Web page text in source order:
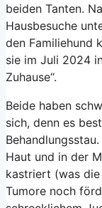
beiden Tanten.
Hausbesuche
den Familiehund
sie im Juli 2024
Zuhause“.
Beide haben
sich, denn es
Haut und in der
kastriert (was
Tumore noch